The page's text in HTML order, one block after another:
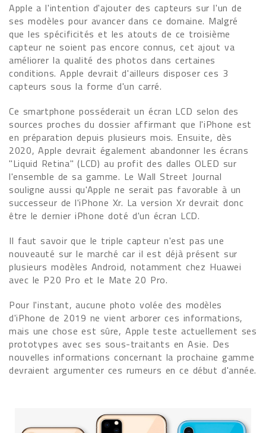
Apple a l'intention d'ajouter des capteurs sur l'un de
ses modèles pour avancer dans ce domaine. Malgré
que les spécificités et les atouts de ce troisième
capteur ne soient pas encore connus, cet ajout va
améliorer la qualité des photos dans certaines
conditions. Apple devrait d'ailleurs disposer ces 3
capteurs sous la forme d'un carré.
Ce smartphone posséderait un écran LCD selon des
sources proches du dossier affirmant que l'iPhone est
en préparation depuis plusieurs mois. Ensuite, dès
2020, Apple devrait également abandonner les écrans
"Liquid Retina" (LCD) au profit des dalles OLED sur
l'ensemble de sa gamme. Le Wall Street Journal
souligne aussi qu'Apple ne serait pas favorable à un
successeur de l'iPhone Xr. La version Xr devrait donc
être le dernier iPhone doté d'un écran LCD.
Il faut savoir que le triple capteur n'est pas une
nouveauté sur le marché car il est déjà présent sur
plusieurs modèles Android, notamment chez Huawei
avec le P20 Pro et le Mate 20 Pro.
Pour l'instant, aucune photo volée des modèles
d'iPhone de 2019 ne vient arborer ces informations,
mais une chose est sûre, Apple teste actuellement ses
prototypes avec ses sous-traitants en Asie. Des
nouvelles informations concernant la prochaine gamme
devraient argumenter ces rumeurs en ce début d'année.